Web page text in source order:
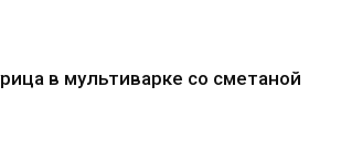
в мультиварке со сметаной